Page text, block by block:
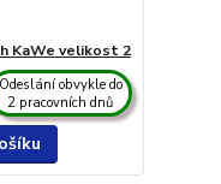
KaWe velikost 2
obvykle do
2 pracovních dnů